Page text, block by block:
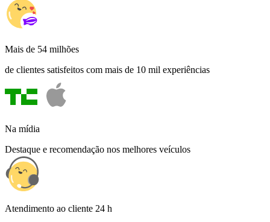
Mais de 54 milhões
de clientes satisfeitos com mais de 10 mil experiências
Na mídia
Destaque e recomendação nos melhores veículos
Atendimento ao cliente 24 h